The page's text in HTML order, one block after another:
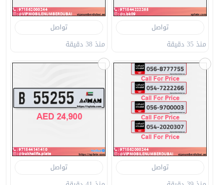
تواصل
منذ 35 دقيقة
تواصل
منذ 38 دقيقة
تواصل تواصل